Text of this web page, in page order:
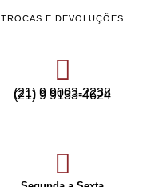
TROCAS E DEVOLUÇÕES
(21) 9 9003-2238
(21) 9 9133-4624